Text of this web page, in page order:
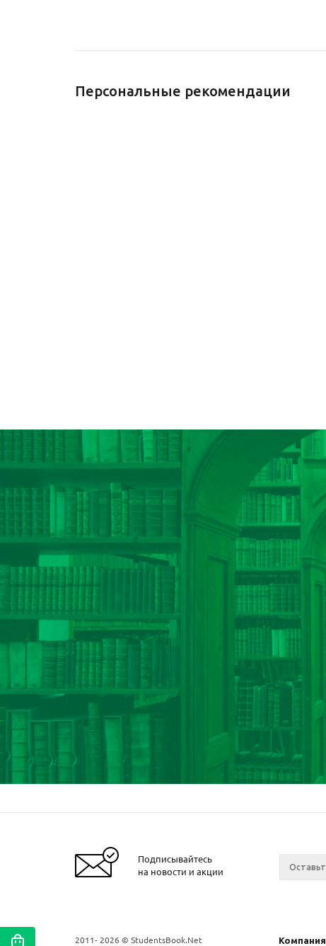
Персональные рекомендации
Подписывайтесь
на новости и акции
2011- 2026 © StudentsBook.Net Компания